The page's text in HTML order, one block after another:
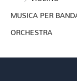
MUSICA PER
ORCHESTRA